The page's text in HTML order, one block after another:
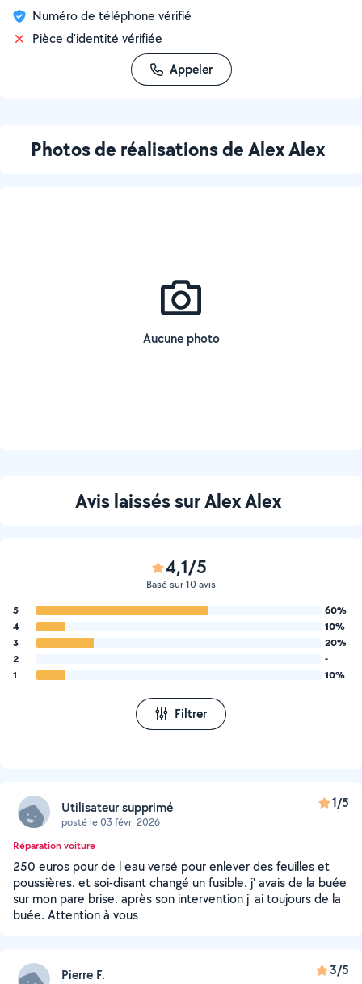
Numéro de téléphone vérifié
Pièce d'identité vérifiée
Appeler
Photos de réalisations de Alex Alex
Aucune photo
Avis laissés sur Alex Alex
4,1/5
Basé sur 10 avis
5
60%
4
10%
3
20%
2
-
1
10%
Filtrer
Utilisateur supprimé
posté le 03 févr. 2026
1/5
Réparation voiture
250 euros pour de l eau versé pour enlever des feuilles et
poussières. et soi-disant changé un fusible. j' avais de la buée
sur mon pare brise. après son intervention j' ai toujours de la
buée. Attention à vous
Pierre F. 3/5